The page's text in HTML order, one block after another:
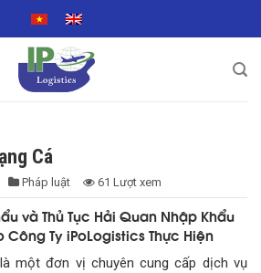
Cá
Pháp luật 61 Lượt xem
và Thủ Tục Hải Quan Nhập Khẩu
Công Ty iPoLogistics Thực Hiện
một đơn vị chuyên cung cấp dịch vụ